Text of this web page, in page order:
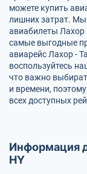
можете купить
лишних затрат. Мы
авиабилеты Лахор
самые выгодные
авиарейс Лахор -
воспользуйтесь
что важно
и времени,
всех доступных
Информация
HY